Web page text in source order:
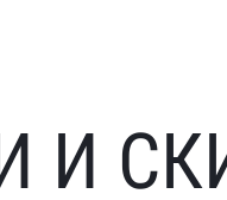
И